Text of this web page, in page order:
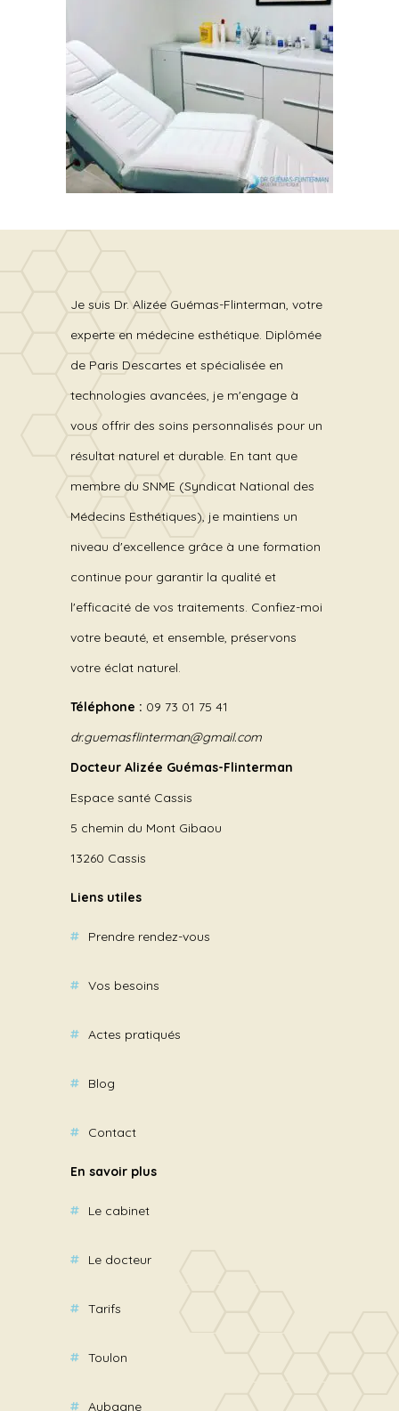
Je suis Dr. Alizée Guémas-Flinterman, votre
experte en médecine esthétique. Diplômée
de Paris Descartes et spécialisée en
technologies avancées, je m'engage à
vous offrir des soins personnalisés pour un
résultat naturel et durable. En tant que
membre du SNME (Syndicat National des
Médecins Esthétiques), je maintiens un
niveau d'excellence grâce à une formation
continue pour garantir la qualité et
l'efficacité de vos traitements. Confiez-moi
votre beauté, et ensemble, préservons
votre éclat naturel.
Téléphone : 09 73 01 75 41
dr.guemasflinterman@gmail.com
Docteur Alizée Guémas-Flinterman
Espace santé Cassis
5 chemin du Mont Gibaou
13260 Cassis
Liens utiles
Prendre rendez-vous
Vos besoins
Actes pratiqués
Blog
Contact
En savoir plus
Le cabinet
Le docteur
Tarifs
Toulon
Aubagne